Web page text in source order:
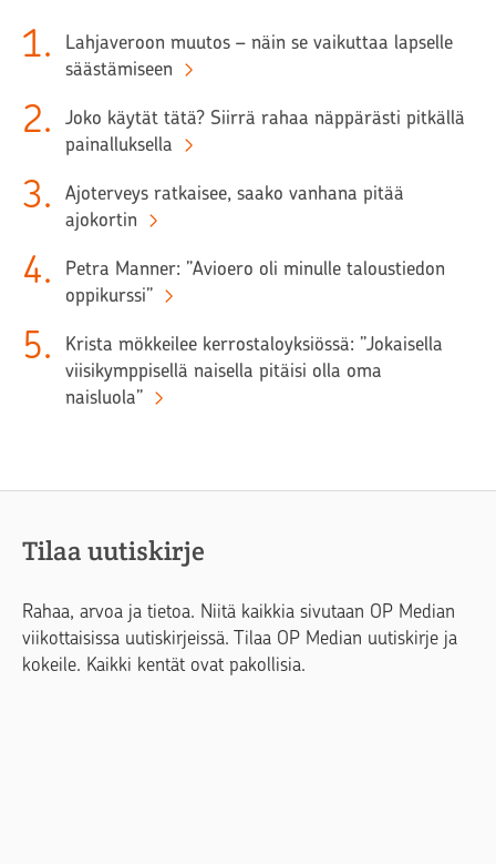
1.
Lahjaveroon muutos – näin se vaikuttaa lapselle
säästämiseen
2.
Joko käytät tätä? Siirrä rahaa näppärästi pitkällä
painalluksella
3.
Ajoterveys ratkaisee, saako vanhana pitää
ajokortin
4.
Petra Manner: ”Avioero oli minulle taloustiedon
oppikurssi”
5.
Krista mökkeilee kerrostaloyksiössä: ”Jokaisella
viisikymppisellä naisella pitäisi olla oma
naisluola”
Tilaa uutiskirje
Rahaa, arvoa ja tietoa. Niitä kaikkia sivutaan OP Median
viikottaisissa uutiskirjeissä. Tilaa OP Median uutiskirje ja
kokeile. Kaikki kentät ovat pakollisia.